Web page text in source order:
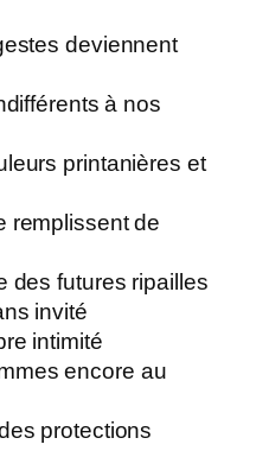
deviennent
à nos
printanières et
remplissent de
des futures ripailles
invité
intimité
encore au
protections